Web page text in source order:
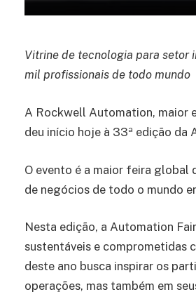
Vitrine de tecnologia para setor
mil profissionais de todo mundo
A Rockwell Automation, maior
deu início hoje à 33ª edição da
O evento é a maior feira global
de negócios de todo o mundo
Nesta edição, a Automation
sustentáveis e comprometidas
deste ano busca inspirar os
operações, mas também em